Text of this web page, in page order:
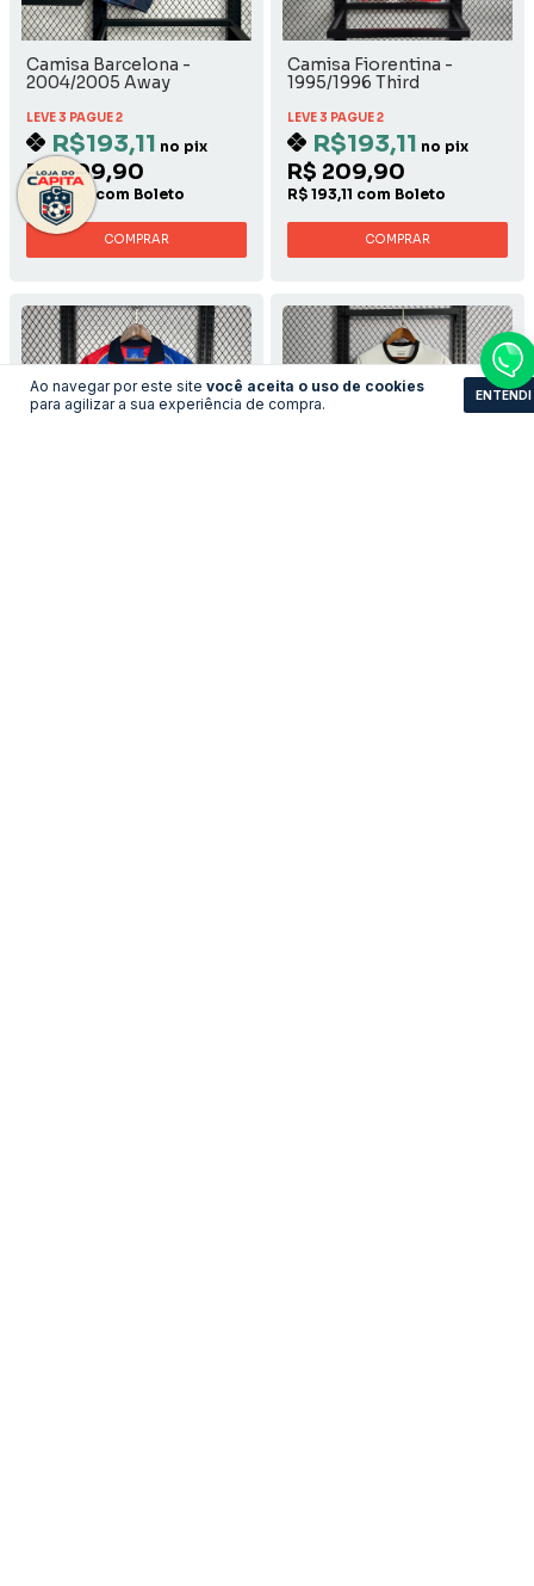
Ao navegar por este site você aceita o uso de cookies
para agilizar a sua experiência de compra.
ENTENDI
Camisa Barcelona -
2004/2005 Away
LEVE 3 PAGUE 2
R$193,11 no pix
R$ 209,90
R$ 193,11 com Boleto
COMPRAR
Camisa Fiorentina -
1995/1996 Third
LEVE 3 PAGUE 2
R$193,11 no pix
R$ 209,90
R$ 193,11 com Boleto
COMPRAR